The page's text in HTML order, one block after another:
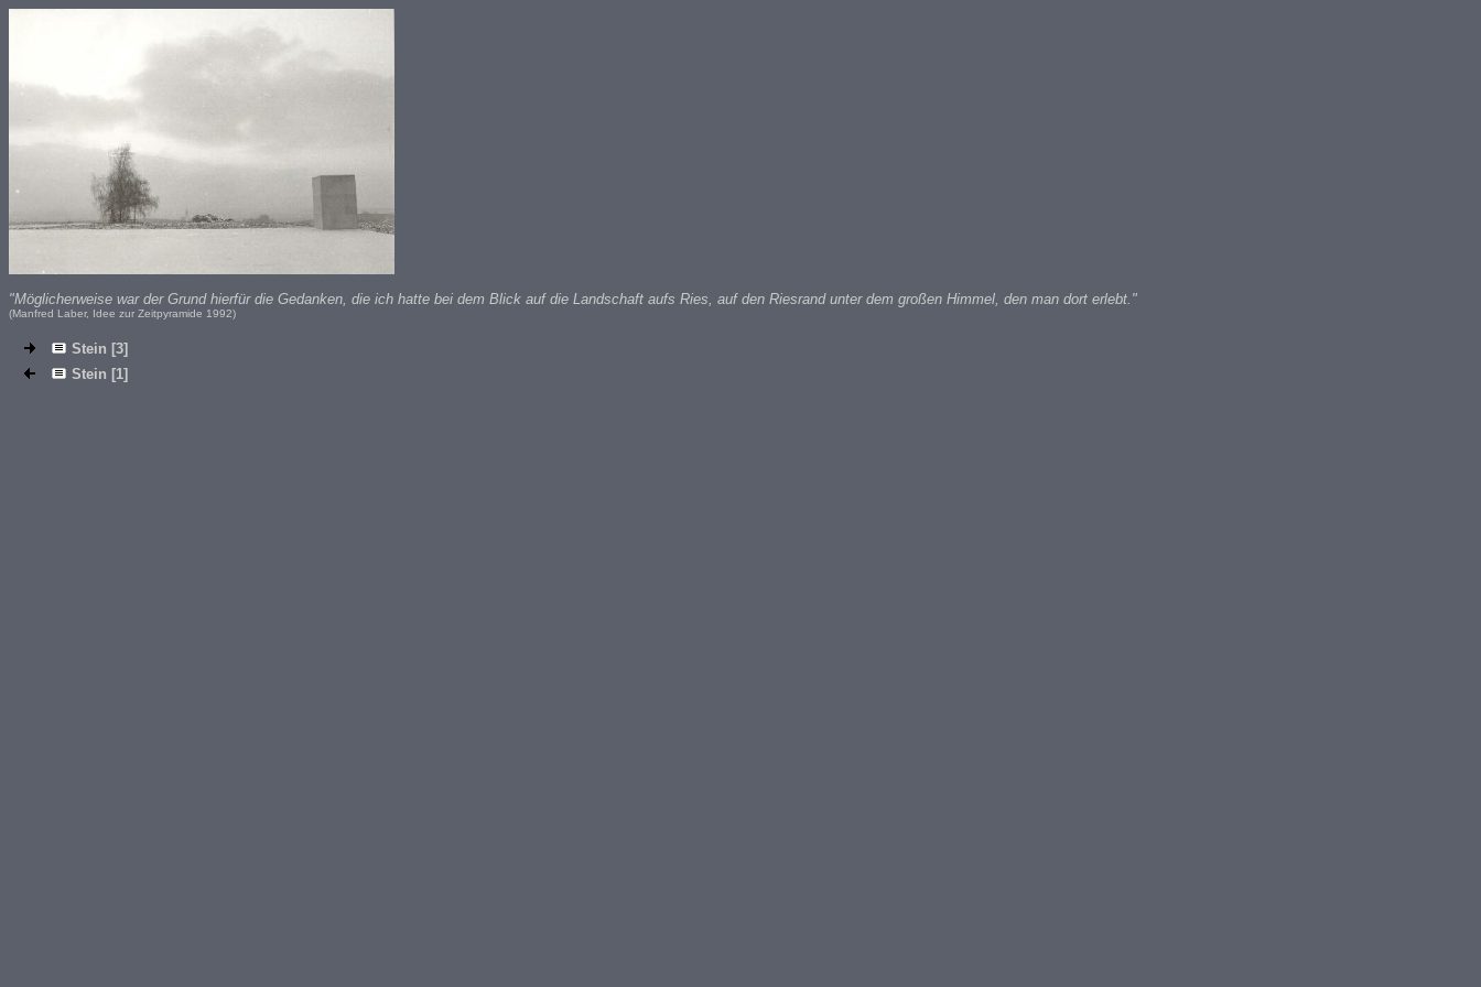
"Möglicherweise war der Grund hierfür die Gedanken, die ich hatte bei dem Blick auf die Landschaft aufs Ries, auf den Riesrand unter dem großen Himmel, den man dort erlebt."
(Manfred Laber, Idee zur Zeitpyramide 1992)
Stein [3]
Stein [1]